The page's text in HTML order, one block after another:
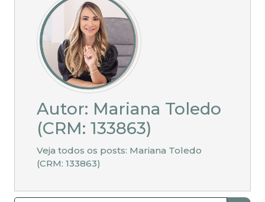
Autor: Mariana Toledo
(CRM: 133863)
Veja todos os posts: Mariana Toledo
(CRM: 133863)